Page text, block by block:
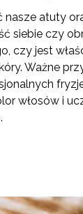
nasze atuty
siebie czy
czy jest
Ważne
włosów i